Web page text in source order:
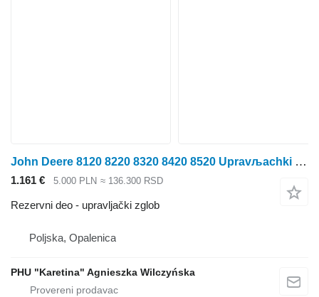
John Deere 8120 8220 8320 8420 8520 Upravљachki zglob R167919 R550574 upravljački zglob za John Deere 8120 traktora točkaša
1.161 € 5.000 PLN ≈ 136.300 RSD
Rezervni deo - upravljački zglob
Poljska, Opalenica
PHU "Karetina" Agnieszka Wilczyńska